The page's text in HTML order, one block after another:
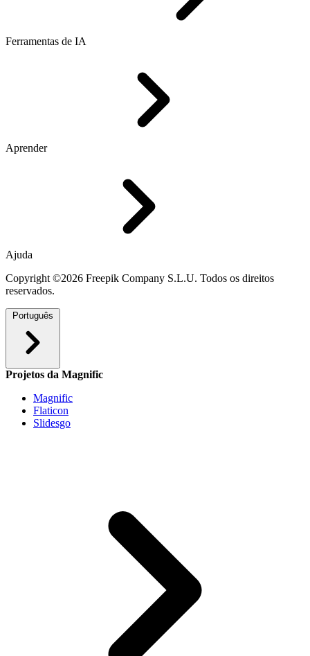
Ferramentas de IA
Aprender
Ajuda
Copyright ©2026 Freepik Company S.L.U. Todos os direitos
reservados.
Português
Projetos da Magnific
Magnific
Flaticon
Slidesgo